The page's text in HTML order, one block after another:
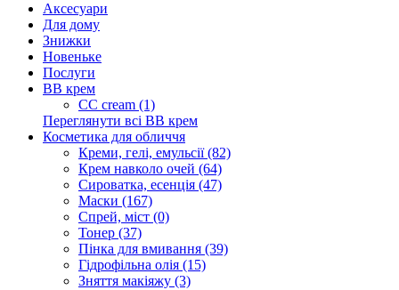
Аксесуари
Для дому
Знижки
Новеньке
Послуги
BB крем
CC cream (1)
Переглянути всі BB крем
Косметика для обличчя
Креми, гелі, емульсії (82)
Крем навколо очей (64)
Сироватка, есенція (47)
Маски (167)
Спрей, міст (0)
Тонер (37)
Пінка для вмивання (39)
Гідрофільна олія (15)
Зняття макіяжу (3)